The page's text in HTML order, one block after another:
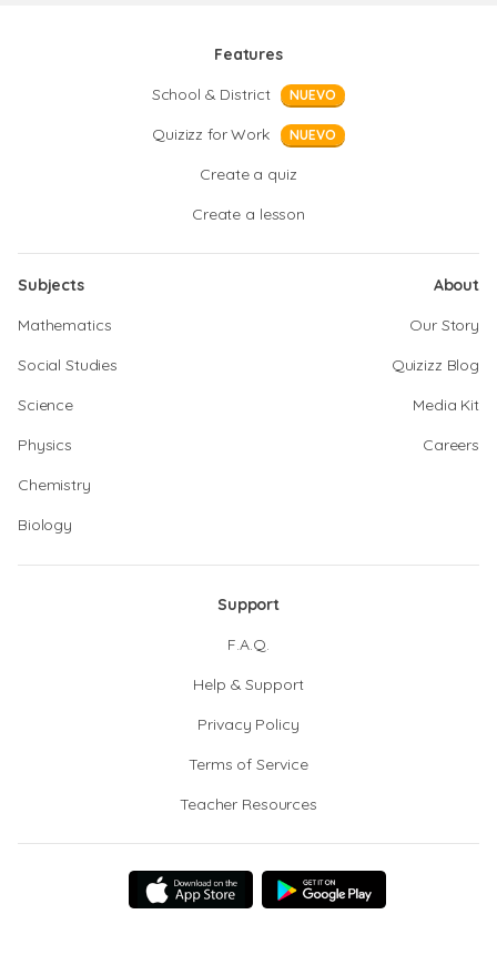
Features
School & District
NUEVO
Quizizz for Work NUEVO
Create a quiz
Create a lesson
Subjects
Mathematics
Social Studies
Science
Physics
Chemistry
Biology
About
Our Story
Quizizz Blog
Media Kit
Careers
Support
F.A.Q.
Help & Support
Privacy Policy
Terms of Service
Teacher Resources